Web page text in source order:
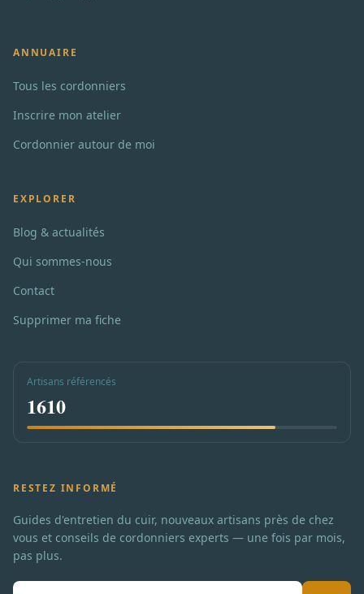
ANNUAIRE
Tous les cordonniers
Inscrire mon atelier
Cordonnier autour de moi
EXPLORER
Blog & actualités
Qui sommes-nous
Contact
Supprimer ma fiche
Artisans référencés
1610
RESTEZ INFORMÉ
Guides d'entretien du cuir, nouveaux artisans près de chez
vous et conseils de cordonniers experts — une fois par mois,
pas plus.